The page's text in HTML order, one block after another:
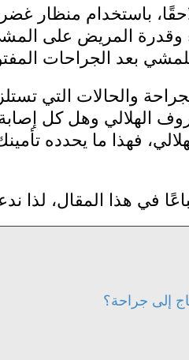
باستخدام منظار
وقدرة المريض على
بعد الجراحات
والحالات التي
الهلالي وهل كل
فهذا ما يحدده
في هذا المقال، لذا
إلى جراحة؟